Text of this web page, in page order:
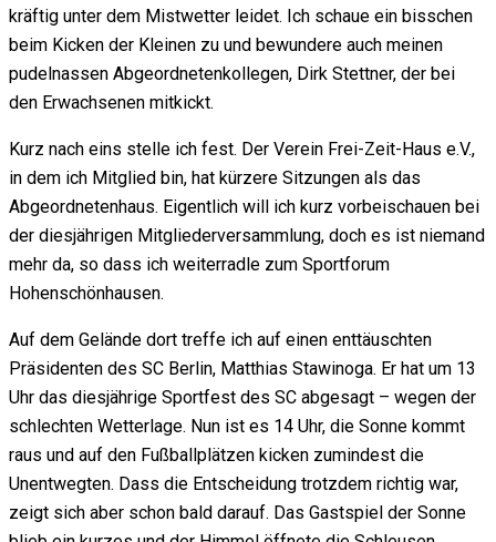
kräftig unter dem Mistwetter leidet. Ich schaue ein bisschen
beim Kicken der Kleinen zu und bewundere auch meinen
pudelnassen Abgeordnetenkollegen, Dirk Stettner, der bei
den Erwachsenen mitkickt.
Kurz nach eins stelle ich fest. Der Verein Frei-Zeit-Haus e.V.,
in dem ich Mitglied bin, hat kürzere Sitzungen als das
Abgeordnetenhaus. Eigentlich will ich kurz vorbeischauen bei
der diesjährigen Mitgliederversammlung, doch es ist niemand
mehr da, so dass ich weiterradle zum Sportforum
Hohenschönhausen.
Auf dem Gelände dort treffe ich auf einen enttäuschten
Präsidenten des SC Berlin, Matthias Stawinoga. Er hat um 13
Uhr das diesjährige Sportfest des SC abgesagt – wegen der
schlechten Wetterlage. Nun ist es 14 Uhr, die Sonne kommt
raus und auf den Fußballplätzen kicken zumindest die
Unentwegten. Dass die Entscheidung trotzdem richtig war,
zeigt sich aber schon bald darauf. Das Gastspiel der Sonne